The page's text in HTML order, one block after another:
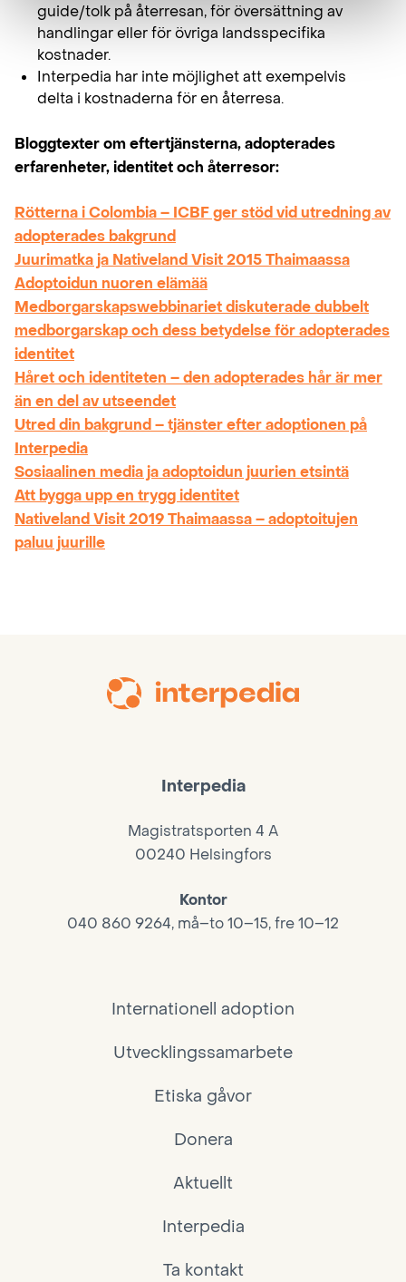
guide/tolk på återresan, för översättning av
handlingar eller för övriga landsspecifika
kostnader.
Interpedia har inte möjlighet att exempelvis
delta i kostnaderna för en återresa.
Bloggtexter om eftertjänsterna, adopterades
erfarenheter, identitet och återresor:
Rötterna i Colombia – ICBF ger stöd vid utredning av
adopterades bakgrund
Juurimatka ja Nativeland Visit 2015 Thaimaassa
Adoptoidun nuoren elämää
Medborgarskapswebbinariet diskuterade dubbelt
medborgarskap och dess betydelse för adopterades
identitet
Håret och identiteten – den adopterades hår är mer
än en del av utseendet
Utred din bakgrund – tjänster efter adoptionen på
Interpedia
Sosiaalinen media ja adoptoidun juurien etsintä
Att bygga upp en trygg identitet
Nativeland Visit 2019 Thaimaassa – adoptoitujen
paluu juurille
Interpedia
Magistratsporten 4 A
00240 Helsingfors
Kontor
040 860 9264, må–to 10–15, fre 10–12
Internationell adoption
Utvecklingssamarbete
Etiska gåvor
Donera
Aktuellt
Interpedia
Ta kontakt